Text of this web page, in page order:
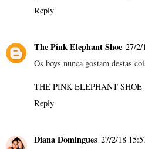
Reply
The Pink Elephant Shoe 27/2/
Os boys nunca gostam destas
THE PINK ELEPHANT SHOE
Reply
Diana Domingues 27/2/18